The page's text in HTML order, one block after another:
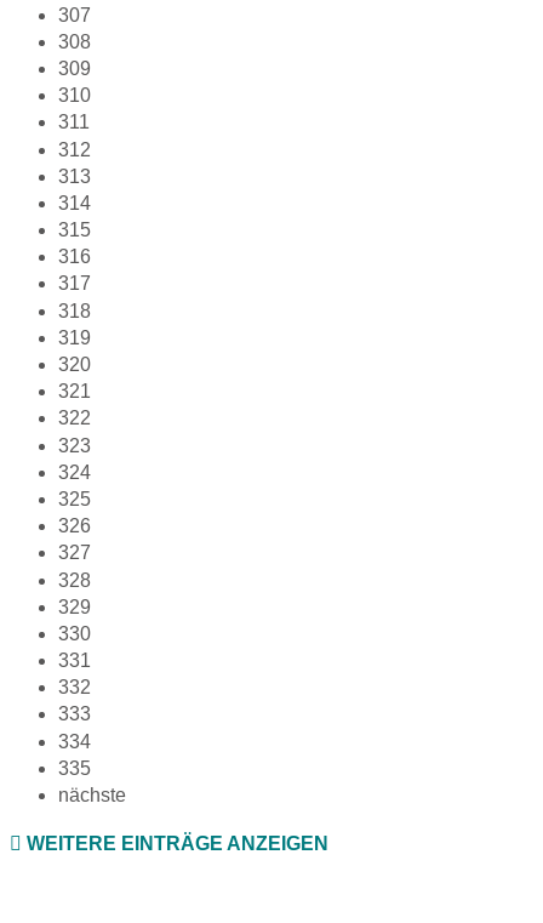
307
308
309
310
311
312
313
314
315
316
317
318
319
320
321
322
323
324
325
326
327
328
329
330
331
332
333
334
335
nächste
WEITERE EINTRÄGE ANZEIGEN